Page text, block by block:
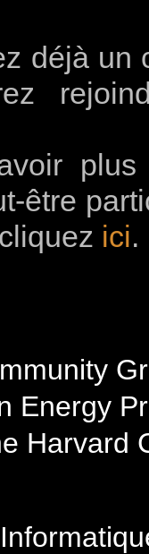
déjà un
plus
être
ici.
Energy
Harvard